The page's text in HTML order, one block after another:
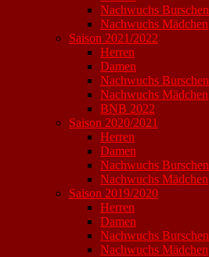
Nachwuchs Burschen
Nachwuchs Mädchen
Saison 2021/2022
Herren
Damen
Nachwuchs Burschen
Nachwuchs Mädchen
BNB 2022
Saison 2020/2021
Herren
Damen
Nachwuchs Burschen
Nachwuchs Mädchen
Saison 2019/2020
Herren
Damen
Nachwuchs Burschen
Nachwuchs Mädchen